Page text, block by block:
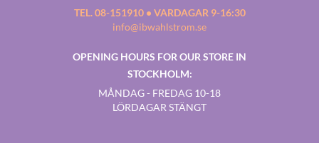
TEL. 08-151910 • VARDAGAR 9-16:30
info@ibwahlstrom.se
OPENING HOURS FOR OUR STORE IN
STOCKHOLM:
MÅNDAG - FREDAG 10-18
LÖRDAGAR STÄNGT